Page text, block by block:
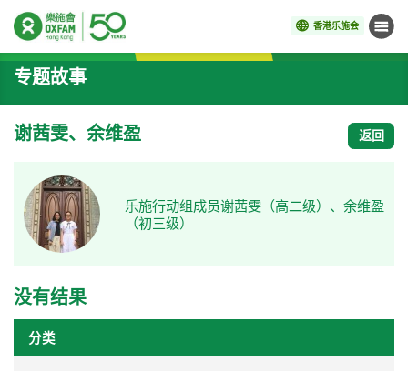
香港乐施会 菜单
开始主要内容
专题故事
谢茜雯、余维盈 返回
乐施行动组成员谢茜雯（高二级）、余维盈
（初三级）
没有结果
分类